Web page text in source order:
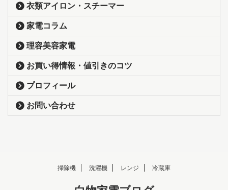
衣類アイロン・スチーマー
家電コラム
理容美容家電
お買い得情報・値引きのコツ
プロフィール
お問い合わせ
掃除機 洗濯機 レンジ 冷蔵庫